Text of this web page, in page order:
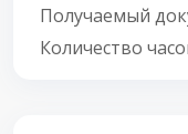
Получаемый
Количество